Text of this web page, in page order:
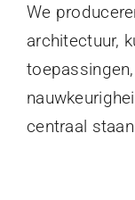
We
architectuur,
centraal